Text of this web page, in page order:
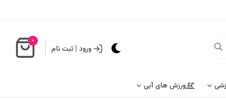
ورود | ثبت نام
0
ورزش های آبی